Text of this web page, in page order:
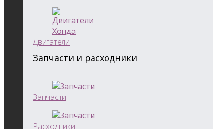
Двигатели
Запчасти и расходники
Запчасти
Расходники